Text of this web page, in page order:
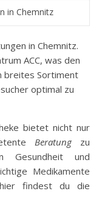
in Chemnitz
in Chemnitz.
ACC, was den
breites Sortiment
optimal zu
bietet nicht nur
Beratungzu
Gesundheit und
Medikamente
findest du die